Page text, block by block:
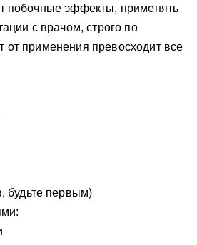
побочные эффекты, применять
с врачом, строго по
применения превосходит все
будьте первым)